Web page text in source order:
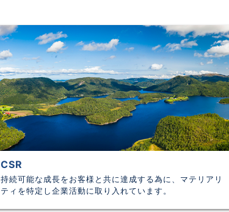
CSR
持続可能な成長をお客様と共に達成する為に、マテリアリ
ティを特定し企業活動に取り入れています。